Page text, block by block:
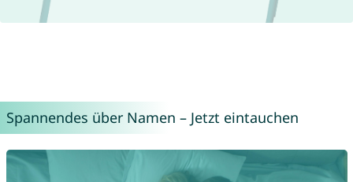
Spannendes über Namen – Jetzt eintauchen